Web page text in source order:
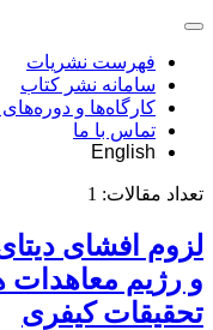
فهرست نشریات
سامانه نشر کتاب
کارگاه‌ها و
تماس با ما
English
تعداد مقالات: 1
لزوم افشای
و رژیم معاهدات
تحقیقات کیفری